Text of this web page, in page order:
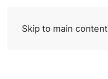
Skip to main content